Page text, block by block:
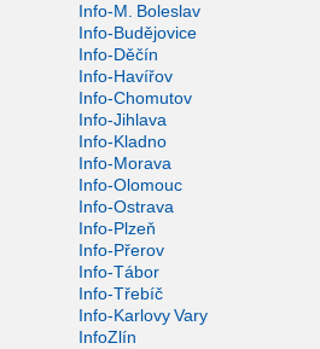
Info-M. Boleslav
Info-Budějovice
Info-Děčín
Info-Havířov
Info-Chomutov
Info-Jihlava
Info-Kladno
Info-Morava
Info-Olomouc
Info-Ostrava
Info-Plzeň
Info-Přerov
Info-Tábor
Info-Třebíč
Info-Karlovy Vary
InfoZlín